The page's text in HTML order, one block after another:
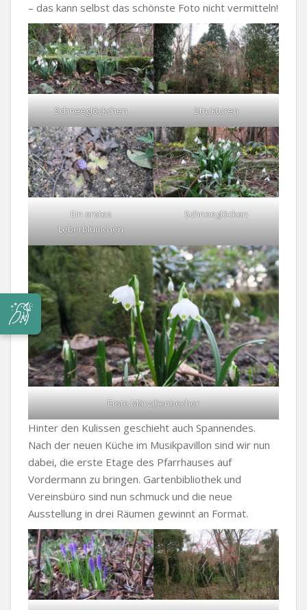
– das kann selbst das schönste Foto nicht vermitteln!
Schneeglöckchen Strukturen
Ein erstes
Leberblümchen
Schneeglöcken
Erste März(!)enbecher
Hinter den Kulissen geschieht auch Spannendes.
Nach der neuen Küche im Musikpavillon sind wir nun
dabei, die erste Etage des Pfarrhauses auf
Vordermann zu bringen. Gartenbibliothek und
Vereinsbüro sind nun schmuck und die neue
Ausstellung in drei Räumen gewinnt an Format.